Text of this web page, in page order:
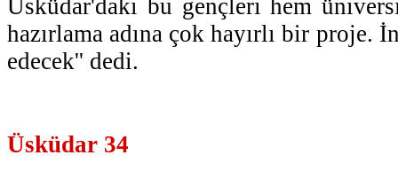
Üsküdar'daki bu gençleri hem
hazırlama adına çok hayırlı bir proje.
edecek'' dedi.
Üsküdar 34